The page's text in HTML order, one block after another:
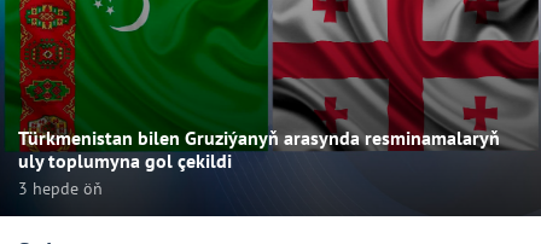
Türkmenistan bilen Gruziýanyň arasynda resminamalaryň
uly toplumyna gol çekildi
3 hepde öň